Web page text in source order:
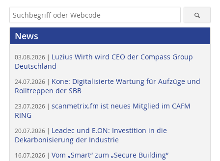
News
03.08.2026 | Luzius Wirth wird CEO der Compass Group
Deutschland
24.07.2026 | Kone: Digitalisierte Wartung für Aufzüge und
Rolltreppen der SBB
23.07.2026 | scanmetrix.fm ist neues Mitglied im CAFM
RING
20.07.2026 | Leadec und E.ON: Investition in die
Dekarbonisierung der Industrie
16.07.2026 | Vom „Smart“ zum „Secure Building“